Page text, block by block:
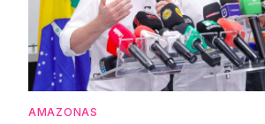
AMAZONAS